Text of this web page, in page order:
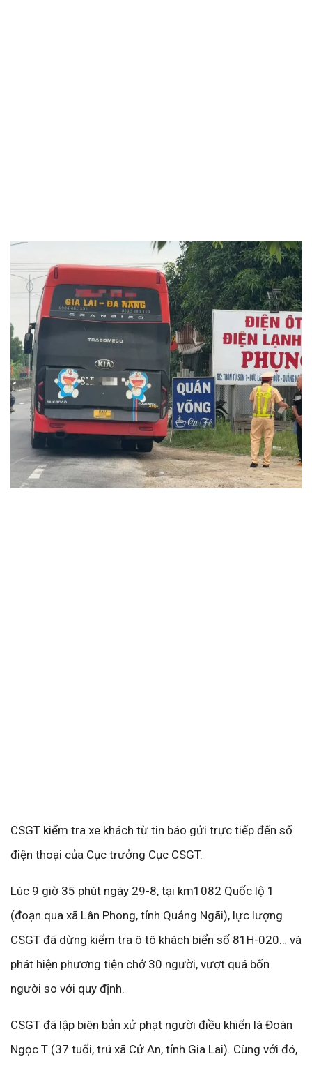
CSGT kiểm tra xe khách từ tin báo gửi trực tiếp đến số
điện thoại của Cục trưởng Cục CSGT.
Lúc 9 giờ 35 phút ngày 29-8, tại km1082 Quốc lộ 1
(đoạn qua xã Lân Phong, tỉnh Quảng Ngãi), lực lượng
CSGT đã dừng kiểm tra ô tô khách biển số 81H-020… và
phát hiện phương tiện chở 30 người, vượt quá bốn
người so với quy định.
CSGT đã lập biên bản xử phạt người điều khiển là Đoàn
Ngọc T (37 tuổi, trú xã Cử An, tỉnh Gia Lai). Cùng với đó,